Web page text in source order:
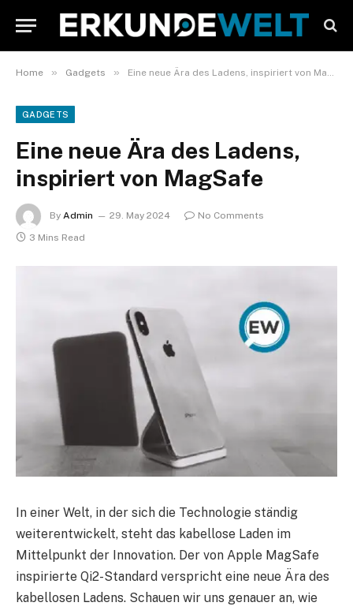
Home » Gadgets » Eine neue Ära des Ladens, inspiriert von MagSafe
GADGETS
Eine neue Ära des Ladens,
inspiriert von MagSafe
By Admin 29. May 2024
No Comments
3 Mins Read
In einer Welt, in der sich die Technologie ständig
weiterentwickelt, steht das kabellose Laden im
Mittelpunkt der Innovation. Der von Apple MagSafe
inspirierte Qi2-Standard verspricht eine neue Ära des
kabellosen Ladens. Schauen wir uns genauer an, wie